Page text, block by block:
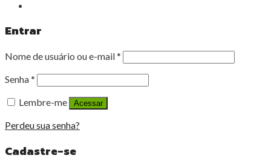
Entrar
Nome de usuário ou e-mail*
Senha*
Lembre-me
Acessar
Perdeu sua senha?
Cadastre-se